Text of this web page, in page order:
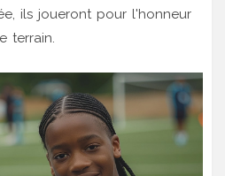
ils joueront pour l'honneur
terrain.